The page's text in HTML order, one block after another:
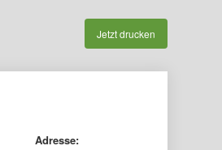
Jetzt drucken
Adresse: